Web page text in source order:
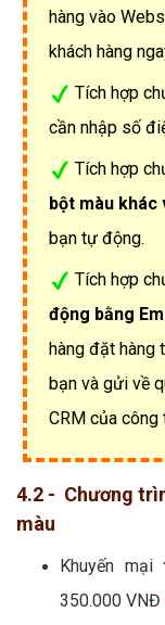
hàng vào
khách hàng
Tích hợp
cần nhập số
Tích hợp
bột màu khác
bạn tự động.
Tích hợp
động bằng
hàng đặt hàng
bạn và gửi về
CRM của công
4.2 - Chương
màu
Khuyến mại
350.000 VNĐ